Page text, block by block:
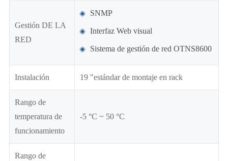
Gestión DE LA
RED
SNMP
Interfaz Web visual
Sistema de gestión de red OTNS8600
Instalación 19 "estándar de montaje en rack
Rango de
temperatura de
funcionamiento
-5 °C ~ 50 °C
Rango de